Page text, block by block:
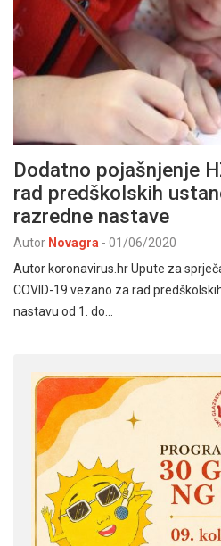
Dodatno pojašnjenje
rad predškolskih
razredne nastave
Autor Novagra - 01/06/2020
Autor koronavirus.hr Upute za
COVID-19 vezano za rad
nastavu od 1. do…